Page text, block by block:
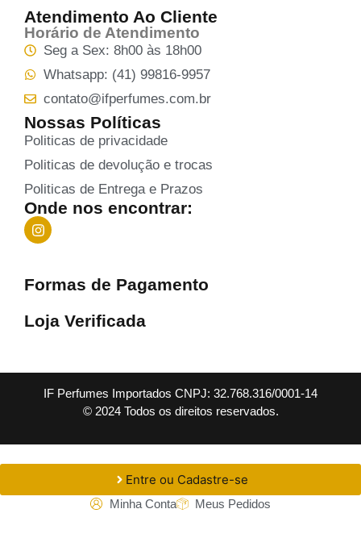
Atendimento Ao Cliente
Horário de Atendimento
Seg a Sex: 8h00 às 18h00
Whatsapp: (41) 99816-9957
contato@ifperfumes.com.br
Nossas Políticas
Politicas de privacidade
Politicas de devolução e trocas
Politicas de Entrega e Prazos
Onde nos encontrar:
Formas de Pagamento
Loja Verificada
IF Perfumes Importados CNPJ: 32.768.316/0001-14
© 2024 Todos os direitos reservados.
Entre ou Cadastre-se
Minha Conta Meus Pedidos